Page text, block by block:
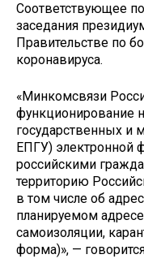
Соответствующее
заседания
Правительстве по
коронавируса.
«Минкомсвязи
функционирование
государственных и
ЕПГУ) электронной
российскими
территорию
в том числе об
планируемом
самоизоляции,
форма)», —